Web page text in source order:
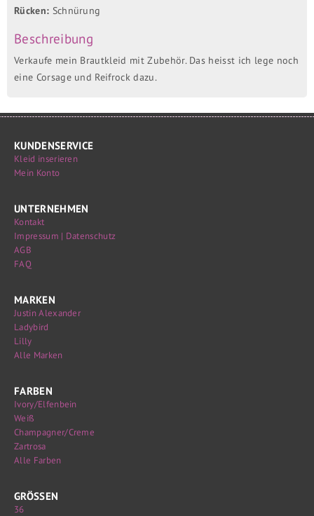
Rücken: Schnürung
Beschreibung
Verkaufe mein Brautkleid mit Zubehör. Das heisst ich lege noch
eine Corsage und Reifrock dazu.
KUNDENSERVICE
Kleid inserieren
Mein Konto
UNTERNEHMEN
Kontakt
Impressum | Datenschutz
AGB
FAQ
MARKEN
Justin Alexander
Ladybird
Lilly
Alle Marken
FARBEN
Ivory/Elfenbein
Weiß
Champagner/Creme
Zartrosa
Alle Farben
GRÖSSEN
36